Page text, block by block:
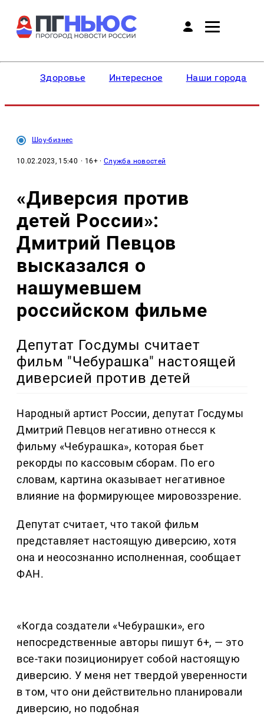
Здоровье Интересное Наши города
Шоу-бизнес
10.02.2023, 15:40 · 16+ ·Служба новостей
«Диверсия против
детей России»:
Дмитрий Певцов
высказался о
нашумевшем
российском фильме
Депутат Госдумы считает
фильм "Чебурашка" настоящей
диверсией против детей
Народный артист России, депутат Госдумы
Дмитрий Певцов негативно отнесся к
фильму «Чебурашка», которая бьет
рекорды по кассовым сборам. По его
словам, картина оказывает негативное
влияние на формирующее мировоззрение.
Депутат считает, что такой фильм
представляет настоящую диверсию, хотя
она и неосознанно исполненная, сообщает
ФАН.
«Когда создатели «Чебурашки», его
непосредственные авторы пишут 6+, — это
все-таки позиционирует собой настоящую
диверсию. У меня нет твердой уверенности
в том, что они действительно планировали
диверсию, но подобная